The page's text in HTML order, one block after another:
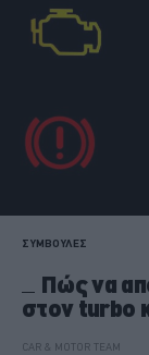
ΣΥΜΒΟΥΛΕΣ
Πώς να
στον turbo
CAR & MOTOR TEAM